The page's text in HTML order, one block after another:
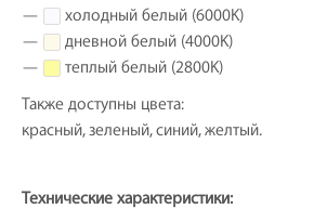
—
холодный белый (6000K)
—
дневной белый (4000K)
—
теплый белый (2800K)
Также доступны цвета:
красный, зеленый, синий, желтый.
Технические характеристики: